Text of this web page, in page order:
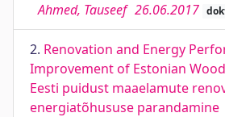
Ahmed, Tauseef 26.06.2017
2. Renovation and Energy
Improvement of Estonian
Eesti puidust maaelamute
energiatõhususe parandamine